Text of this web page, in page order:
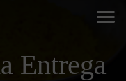
Entrega